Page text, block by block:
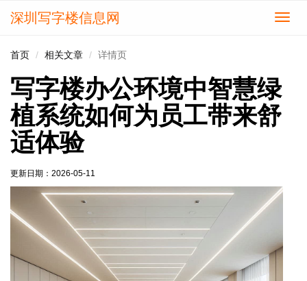
切
深圳写字楼信息网
首页 相关文章 详情页
写字楼办公环境中智慧绿
植系统如何为员工带来舒
适体验
更新日期： 2026-05-11